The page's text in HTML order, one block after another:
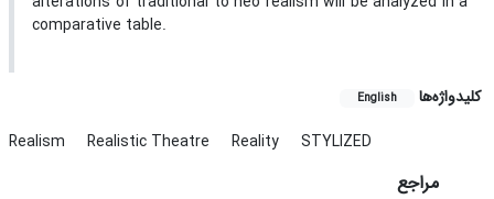
comparative table.
کلیدواژه‌ها English
Realism Realistic Theatre Reality STYLIZED
مراجع